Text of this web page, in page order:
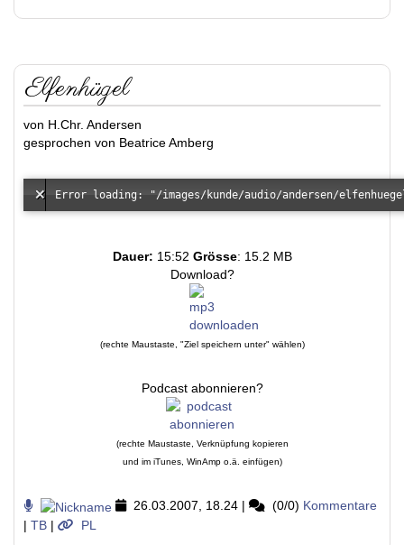
Elfenhügel
von H.Chr. Andersen
gesprochen von Beatrice Amberg
Dauer: 15:52 Grösse: 15.2 MB
Download?
(rechte Maustaste, "Ziel speichern unter" wählen)
Podcast abonnieren?
(rechte Maustaste, Verknüpfung kopieren
und im iTunes, WinAmp o.ä. einfügen)
26.03.2007, 18.24 | (0/0) Kommentare
| TB | PL